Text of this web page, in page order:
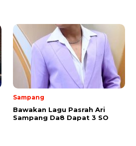
Sampang
Bawakan Lagu Pasrah Ari
Sampang Da8 Dapat 3 SO